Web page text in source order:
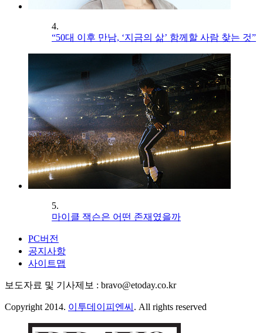
4.
“50대 이후 만남, ‘지금의 삶’ 함께할 사람 찾는 것”
5.
마이클 잭슨은 어떤 존재였을까
PC버전
공지사항
사이트맵
보도자료 및 기사제보 : bravo@etoday.co.kr
Copyright 2014. 이투데이피엔씨 . All rights reserved